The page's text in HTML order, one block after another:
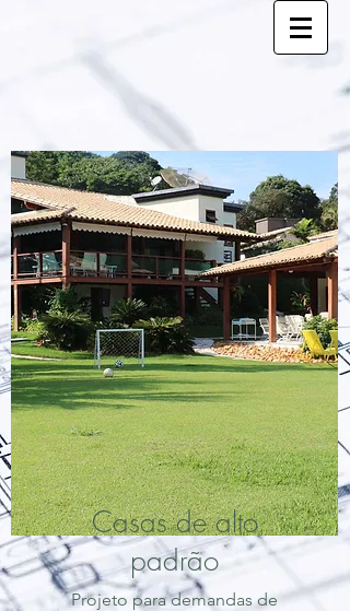
Casas de alto
padrão
Projeto para demandas de